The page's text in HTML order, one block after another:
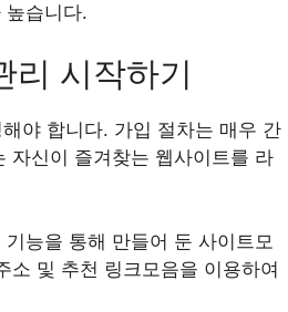
높습니다.
리 시작하기
야 합니다. 가입 절차는 매우 간
자신이 즐겨찾는 웹사이트를 라
능을 통해 만들어 둔 사이트모
소 및 추천 링크모음을 이용하여